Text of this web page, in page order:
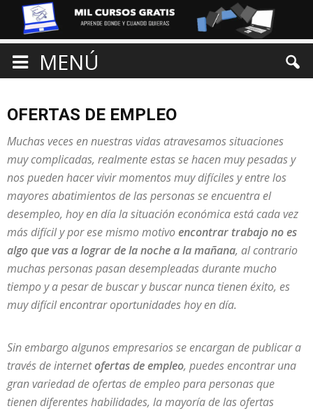
MENÚ
OFERTAS DE EMPLEO
Muchas veces en nuestras vidas atravesamos situaciones
muy complicadas, realmente estas se hacen muy pesadas y
nos pueden hacer vivir momentos muy difíciles y entre los
mayores abatimientos de las personas se encuentra el
desempleo, hoy en día la situación económica está cada vez
más difícil y por ese mismo motivoencontrar trabajo no es
algo que vas a lograr de la noche a la mañana, al contrario
muchas personas pasan desempleadas durante mucho
tiempo y a pesar de buscar y buscar nunca tienen éxito, es
muy difícil encontrar oportunidades hoy en día.
Sin embargo algunos empresarios se encargan de publicar a
través de internetofertas de empleo, puedes encontrar una
gran variedad de ofertas de empleo para personas que
tienen diferentes habilidades, la mayoría de las ofertas